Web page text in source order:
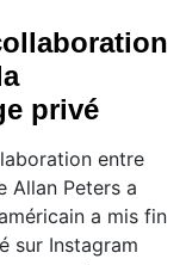
privé
entre
Allan Peters a
a mis fin
sur Instagram